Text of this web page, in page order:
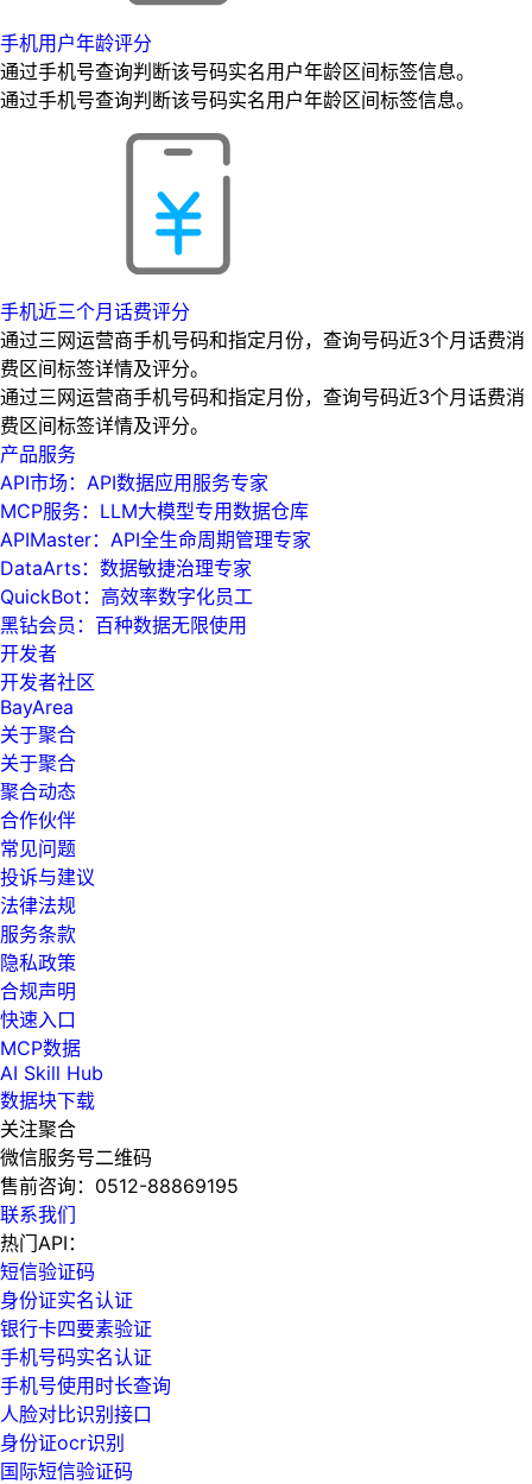
手机用户年龄评分
通过手机号查询判断该号码实名用户年龄区间标签信息。
通过手机号查询判断该号码实名用户年龄区间标签信息。
手机近三个月话费评分
通过三网运营商手机号码和指定月份，查询号码近3个月话费消
费区间标签详情及评分。
通过三网运营商手机号码和指定月份，查询号码近3个月话费消
费区间标签详情及评分。
产品服务
API市场：API数据应用服务专家
MCP服务：LLM大模型专用数据仓库
APIMaster：API全生命周期管理专家
DataArts：数据敏捷治理专家
QuickBot：高效率数字化员工
黑钻会员：百种数据无限使用
开发者
开发者社区
BayArea
关于聚合
关于聚合
聚合动态
合作伙伴
常见问题
投诉与建议
法律法规
服务条款
隐私政策
合规声明
快速入口
MCP数据
AI Skill Hub
数据块下载
关注聚合
微信服务号二维码
售前咨询： 0512-88869195
联系我们
热门API：
短信验证码
身份证实名认证
银行卡四要素验证
手机号码实名认证
手机号使用时长查询
人脸对比识别接口
身份证ocr识别
国际短信验证码